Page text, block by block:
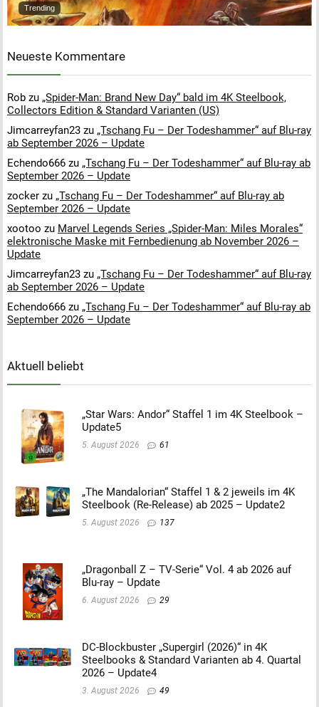
Trending
Neueste Kommentare
Rob zu „Spider-Man: Brand New Day“ bald im 4K Steelbook,
Collectors Edition & Standard Varianten (US)
Jimcarreyfan23 zu „Tschang Fu – Der Todeshammer“ auf Blu-ray
ab September 2026 – Update
Echendo666 zu „Tschang Fu – Der Todeshammer“ auf Blu-ray ab
September 2026 – Update
zocker zu „Tschang Fu – Der Todeshammer“ auf Blu-ray ab
September 2026 – Update
xootoo zu Marvel Legends Series „Spider-Man: Miles Morales“
elektronische Maske mit Fernbedienung ab November 2026 –
Update
Jimcarreyfan23 zu „Tschang Fu – Der Todeshammer“ auf Blu-ray
ab September 2026 – Update
Echendo666 zu „Tschang Fu – Der Todeshammer“ auf Blu-ray ab
September 2026 – Update
Aktuell beliebt
„Star Wars: Andor“ Staffel 1 im 4K Steelbook –
Update5
5. August 2026 61
„The Mandalorian“ Staffel 1 & 2 jeweils im 4K
Steelbook (Re-Release) ab 2025 – Update2
5. August 2026 137
„Dragonball Z – TV-Serie“ Vol. 4 ab 2026 auf
Blu-ray – Update
6. August 2026 29
DC-Blockbuster „Supergirl (2026)“ in 4K
Steelbooks & Standard Varianten ab 4. Quartal
2026 – Update4
3. August 2026 49